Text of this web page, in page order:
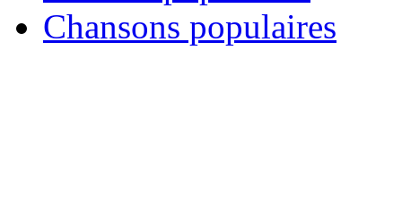
Chansons populaires